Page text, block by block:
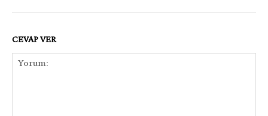
CEVAP VER